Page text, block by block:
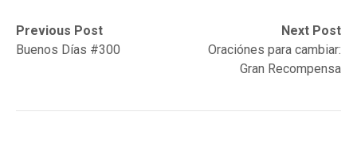
Post
navigation
Previous Post
Previous
post:Buenos Días #300
Next Post
Next
post:
Oraciónes para cambiar:
Gran Recompensa